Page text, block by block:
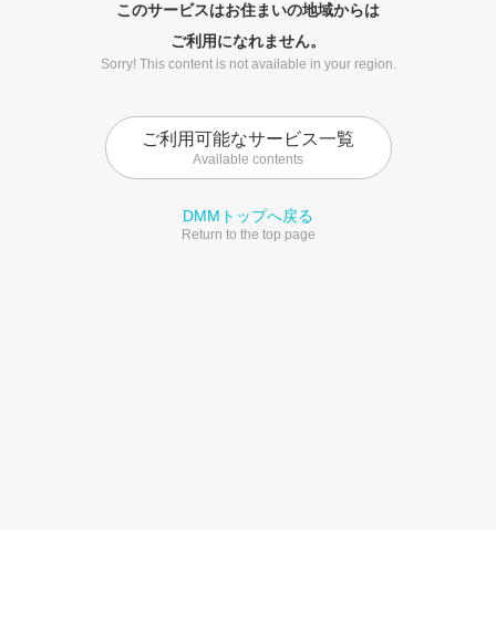
このサービスはお住まいの地域からは
ご利用になれません。
Sorry! This content is not available in your region.
ご利用可能なサービス一覧
Available contents
DMMトップへ戻る
Return to the top page